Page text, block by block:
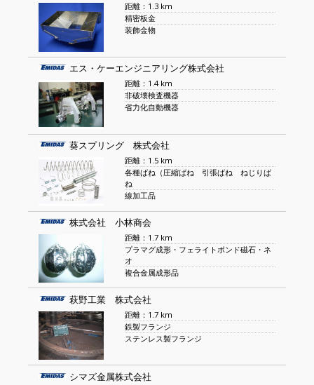
距離：1.3 km
精密板金
装飾金物
エス・ケーエンジニアリング株式会社
距離：1.4 km
非破壊検査機器
省力化自動機器
葵スプリング 株式会社
距離：1.5 km
各種ばね（圧縮ばね 引張ばね ねじりば
ね
線加工品
株式会社 小林商会
距離：1.7 km
プラマグ成形・フェライトボンド磁石・ネ
オ
複合金属成形品
萩野工業 株式会社
距離：1.7 km
鉄製フランジ
ステンレス製フランジ
シマズ金属株式会社